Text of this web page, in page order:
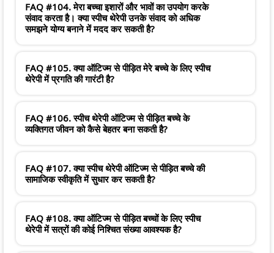
FAQ #104. मेरा बच्चा इशारों और भावों का उपयोग करके
संवाद करता है। क्या स्पीच थेरेपी उनके संवाद को अधिक
समझने योग्य बनाने में मदद कर सकती है?
FAQ #105. क्या ऑटिज्म से पीड़ित मेरे बच्चे के लिए स्पीच
थेरेपी में प्रगति की गारंटी है?
FAQ #106. स्पीच थेरेपी ऑटिज्म से पीड़ित बच्चे के
व्यक्तिगत जीवन को कैसे बेहतर बना सकती है?
FAQ #107. क्या स्पीच थेरेपी ऑटिज्म से पीड़ित बच्चे की
सामाजिक स्वीकृति में सुधार कर सकती है?
FAQ #108. क्या ऑटिज्म से पीड़ित बच्चों के लिए स्पीच
थेरेपी में सत्रों की कोई निश्चित संख्या आवश्यक है?